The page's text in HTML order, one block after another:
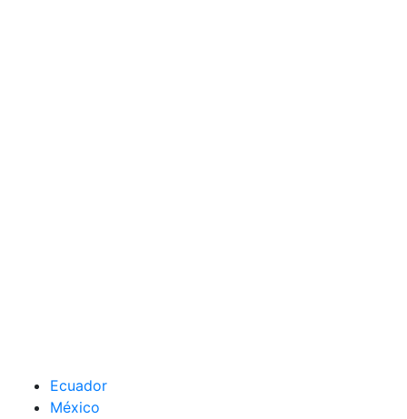
Ecuador
México